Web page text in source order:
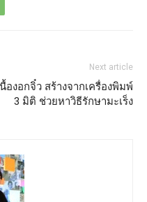
Next article
นื้องอกจิ๋ว สร้างจากเครื่องพิมพ์
3 มิติ ช่วยหาวิธีรักษามะเร็ง